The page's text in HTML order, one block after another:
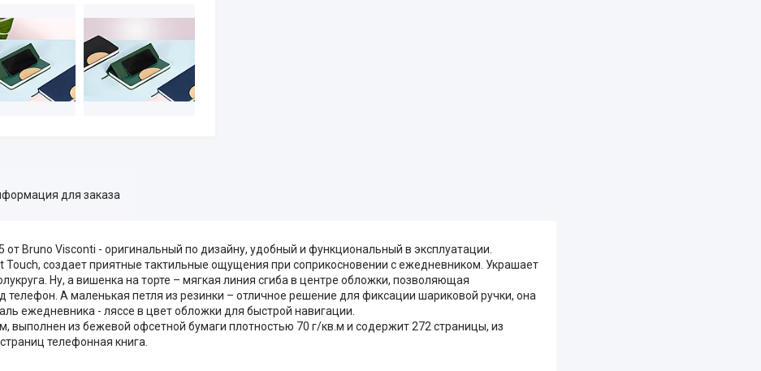
для заказа
Bruno Visconti - оригинальный по дизайну, удобный и функциональный в эксплуатации.
создает приятные тактильные ощущения при соприкосновении с ежедневником. Украшает
Ну, а вишенка на торте – мягкая линия сгиба в центре обложки, позволяющая
телефон. А маленькая петля из резинки – отличное решение для фиксации шариковой ручки, она
ежедневника - ляссе в цвет обложки для быстрой навигации.
из бежевой офсетной бумаги плотностью 70 г/кв.м и содержит 272 страницы, из
телефонная книга.